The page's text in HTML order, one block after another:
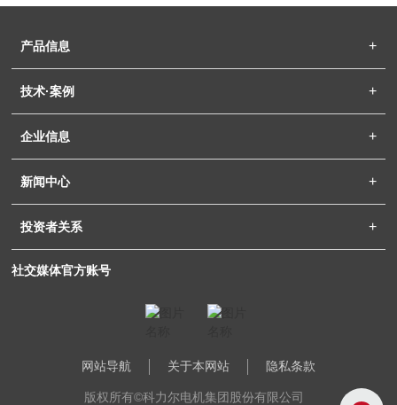
产品信息
技术·案例
企业信息
新闻中心
投资者关系
社交媒体官方账号
网站导航 关于本网站 隐私条款
版权所有©科力尔电机集团股份有限公司